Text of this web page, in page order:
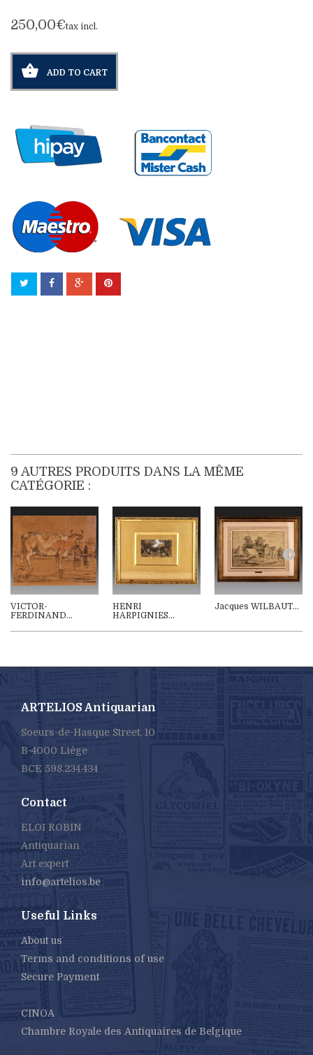
250,00€tax incl.
ADD TO CART
9 AUTRES PRODUITS DANS LA MÊME
CATÉGORIE :
VICTOR-
FERDINAND...
HENRI
HARPIGNIES...
Jacques WILBAUT...
ARTELIOS Antiquarian
Soeurs-de-Hasque Street, 10
B-4000 Liège
BCE 598.234.434
Contact
ELOI ROBIN
Antiquarian
Art expert
info@artelios.be
Useful Links
About us
Terms and conditions of use
Secure Payment
CINOA
Chambre Royale des Antiquaires de Belgique